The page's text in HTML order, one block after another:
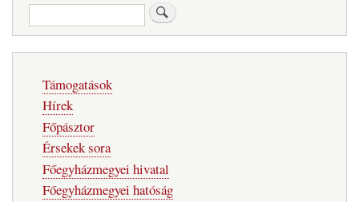
Keresés
navigáció
Támogatások
Hírek
Főpásztor
Érsekek sora
Főegyházmegyei hivatal
Főegyházmegyei hatóság